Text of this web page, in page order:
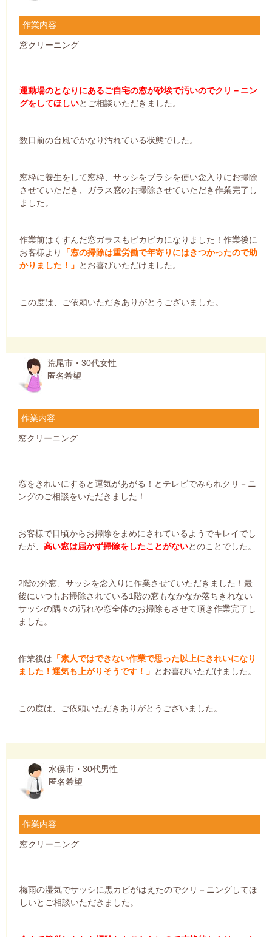
作業内容
窓クリーニング
運動場のとなりにあるご自宅の窓が砂埃で汚いのでクリ－ニン
グをしてほしいとご相談いただきました。
数日前の台風でかなり汚れている状態でした。
窓枠に養生をして窓枠、サッシをブラシを使い念入りにお掃除
させていただき、ガラス窓のお掃除させていただき作業完了し
ました。
作業前はくすんだ窓ガラスもピカピカになりました！作業後に
お客様より
「窓の掃除は重労働で年寄りにはきつかったので助
かりました！」 とお喜びいただけました。
この度は、ご依頼いただきありがとうございました。
荒尾市・30代女性
匿名希望
作業内容
窓クリーニング
窓をきれいにすると運気があがる！とテレビでみられクリ－ニ
ングのご相談をいただきました！
お客様で日頃からお掃除をまめにされているようでキレイでし
たが、 高い窓は届かず掃除をしたことがないとのことでした。
2階の外窓、サッシを念入りに作業させていただきました！最
後にいつもお掃除されている1階の窓もなかなか落ちきれない
サッシの隅々の汚れや窓全体のお掃除もさせて頂き作業完了し
ました。
作業後は 「素人ではできない作業で思った以上にきれいになり
ました！運気も上がりそうです！」 とお喜びいただけました。
この度は、ご依頼いただきありがとうございました。
水俣市・30代男性
匿名希望
作業内容
窓クリーニング
梅雨の湿気でサッシに黒カビがはえたのでクリ－ニングしてほ
しいとご相談いただきました。